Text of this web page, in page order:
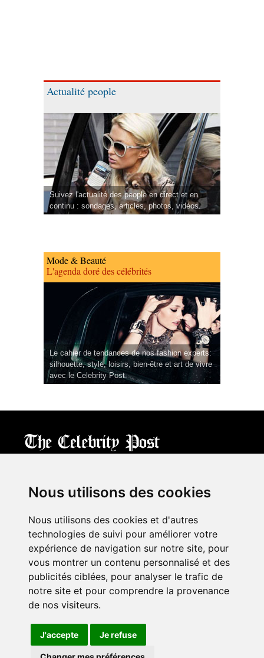
Nous utilisons des cookies
Nous utilisons des cookies et d'autres
technologies de suivi pour améliorer votre
expérience de navigation sur notre site, pour
vous montrer un contenu personnalisé et des
publicités ciblées, pour analyser le trafic de
notre site et pour comprendre la provenance
de nos visiteurs.
J'accepte Je refuse
Actualité people
Suivez l'actualité des people en direct et en
continu : sondages, articles, photos, vidéos.
Mode & Beauté
L'agenda doré des célébrités
Le cahier de tendances de nos fashion experts:
silhouette, style, loisirs, bien-être et art de vivre
avec le Celebrity Post.
Terms of Use| Privacy|Cookies Policy (Mes préférences)
À propos
Mentions légales
Contact Us
Follow us on
Watch us on